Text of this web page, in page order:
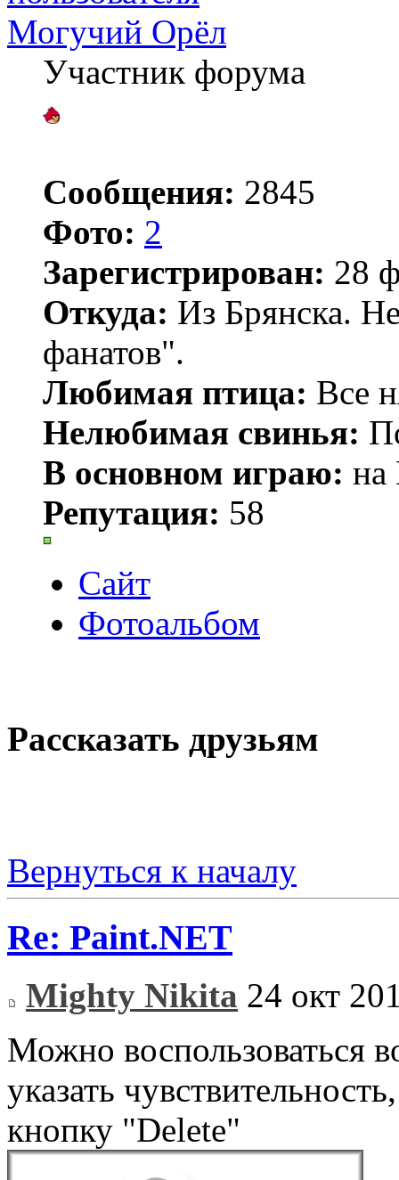
Могучий Орёл
Участник форума
Сообщения: 2845
Фото: 2
Зарегистрирован: 28
Откуда: Из Брянска.
фанатов".
Любимая птица: Все
Нелюбимая свинья:
В основном играю: на
Репутация: 58
Сайт
Фотоальбом
Рассказать друзьям
Вернуться к началу
Re: Paint.NET
Mighty Nikita 24 окт
Можно воспользоваться
указать
кнопку "Delete"